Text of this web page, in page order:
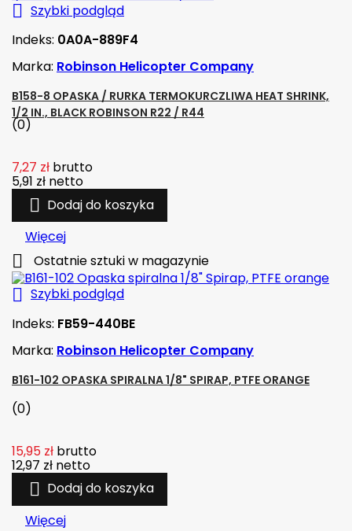
 Szybki podgląd
Indeks: 0A0A-889F4
Marka: Robinson Helicopter Company
B158-8 OPASKA / RURKA TERMOKURCZLIWA HEAT SHRINK,
1/2 IN., BLACK ROBINSON R22 / R44
(0)
7,27 zł brutto
5,91 zł netto
 Dodaj do koszyka
Więcej
 Ostatnie sztuki w magazynie
 Szybki podgląd
Indeks: FB59-440BE
Marka: Robinson Helicopter Company
B161-102 OPASKA SPIRALNA 1/8" SPIRAP, PTFE ORANGE
(0)
15,95 zł brutto
12,97 zł netto
 Dodaj do koszyka
Więcej